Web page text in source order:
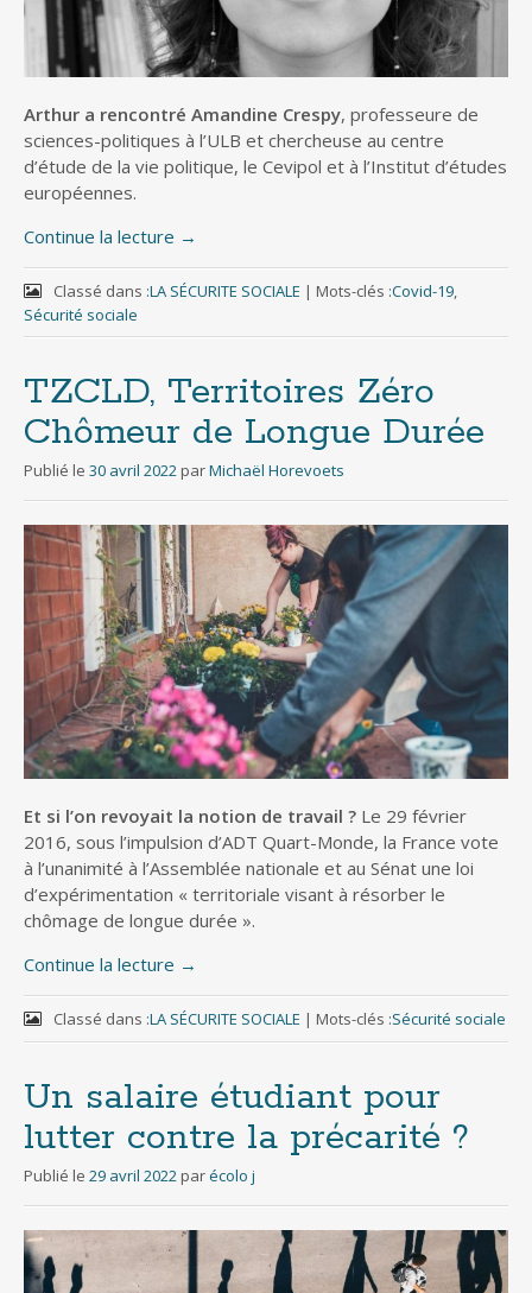
Arthur a rencontré Amandine Crespy, professeure de
sciences-politiques à l’ULB et chercheuse au centre
d’étude de la vie politique, le Cevipol et à l’Institut d’études
européennes.
Continue la lecture →
Classé dans :LA SÉCURITE SOCIALE | Mots-clés :Covid-19,
Sécurité sociale
TZCLD, Territoires Zéro
Chômeur de Longue Durée
Publié le 30 avril 2022 parMichaël Horevoets
Et si l’on revoyait la notion de travail ? Le 29 février
2016, sous l’impulsion d’ADT Quart-Monde, la France vote
à l’unanimité à l’Assemblée nationale et au Sénat une loi
d’expérimentation « territoriale visant à résorber le
chômage de longue durée ».
Continue la lecture →
Classé dans :LA SÉCURITE SOCIALE | Mots-clés :Sécurité sociale
Un salaire étudiant pour
lutter contre la précarité ?
Publié le 29 avril 2022 parécolo j